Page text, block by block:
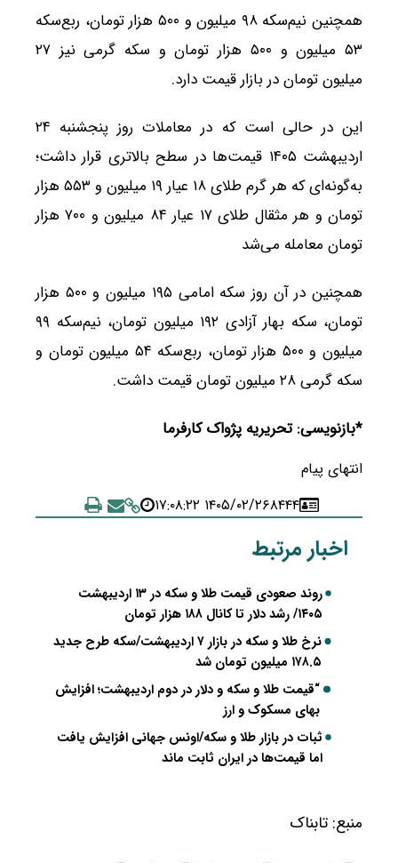
همچنین نیم‌سکه ۹۸ میلیون و ۵۰۰ هزار تومان، ربع‌سکه
۵۳ میلیون و ۵۰۰ هزار تومان و سکه گرمی نیز ۲۷
میلیون تومان در بازار قیمت دارد.
این در حالی است که در معاملات روز پنجشنبه ۲۴
اردیبهشت ۱۴۰۵ قیمت‌ها در سطح بالاتری قرار داشت؛
به‌گونه‌ای که هر گرم طلای ۱۸ عیار ۱۹ میلیون و ۵۵۳ هزار
تومان و هر مثقال طلای ۱۷ عیار ۸۴ میلیون و ۷۰۰ هزار
تومان معامله می‌شد
همچنین در آن روز سکه امامی ۱۹۵ میلیون و ۵۰۰ هزار
تومان، سکه بهار آزادی ۱۹۲ میلیون تومان، نیم‌سکه ۹۹
میلیون و ۵۰۰ هزار تومان، ربع‌سکه ۵۴ میلیون تومان و
سکه گرمی ۲۸ میلیون تومان قیمت داشت.
*بازنویسی: تحریریه پژواک کارفرما
انتهای پیام
۸۴۴۴۱۴۰۵/۰۲/۲۶ ۱۷:۰۸:۲۲
اخبار مرتبط
روند صعودی قیمت طلا و سکه در ۱۳ اردیبهشت
۱۴۰۵/ رشد دلار تا کانال ۱۸۸ هزار تومان
نرخ طلا و سکه در بازار ۷ اردیبهشت/سکه طرح جدید
۱۷۸.۵ میلیون تومان شد
“قیمت طلا و سکه و دلار در دوم اردیبهشت؛ افزایش
بهای مسکوک و ارز
ثبات در بازار طلا و سکه/اونس جهانی افزایش یافت
اما قیمت‌ها در ایران ثابت ماند
منبع: تابناک